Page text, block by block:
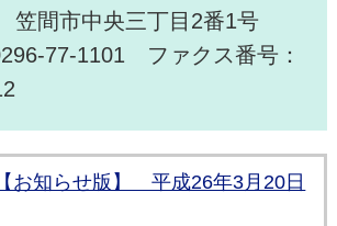
間市中央三丁目2番1号
77-1101 ファクス番号：
お知らせ版】 平成26年3月20日